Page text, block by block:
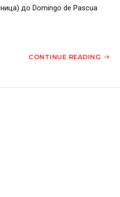
до Domingo de Pascua
CONTINUE READING